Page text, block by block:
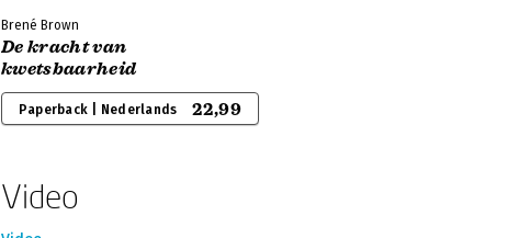
Brené Brown
De kracht van
kwetsbaarheid
Paperback | Nederlands 22,99
Video